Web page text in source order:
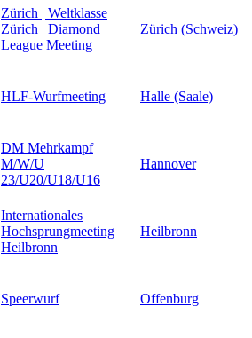
Zürich | Weltklasse
Zürich | Diamond
League Meeting
Zürich (Schweiz)
HLF-Wurfmeeting Halle (Saale)
DM Mehrkampf
M/W/U
23/U20/U18/U16
Hannover
Internationales
Hochsprungmeeting
Heilbronn
Heilbronn
Speerwurf Offenburg